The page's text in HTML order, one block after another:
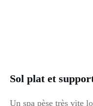
Sol plat et
Un spa pèse très vite